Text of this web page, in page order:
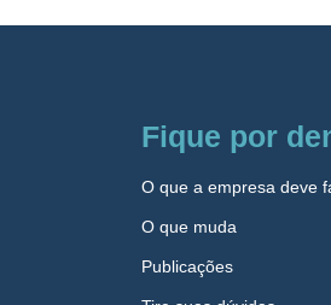
Fique por
O que a empresa deve
O que muda
Publicações